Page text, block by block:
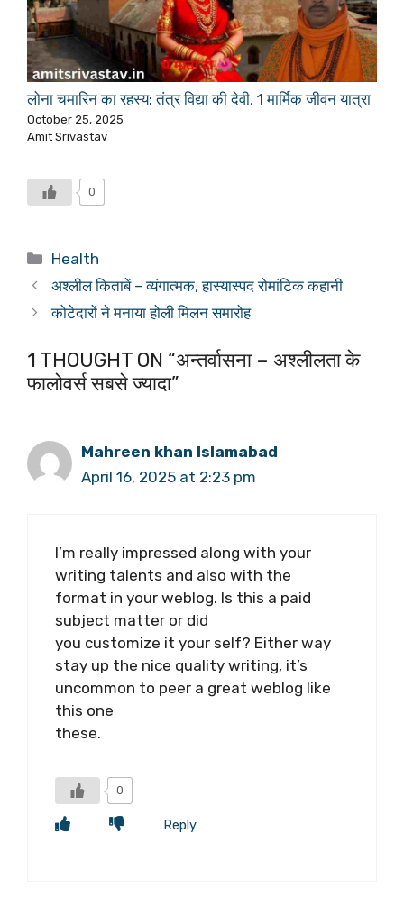
लोना चमारिन का रहस्य: तंत्र विद्या की देवी, 1 मार्मिक जीवन यात्रा
October 25, 2025
Amit Srivastav
0
Categories
Health
अश्लील किताबें – व्यंगात्मक, हास्यास्पद रोमांटिक कहानी
कोटेदारों ने मनाया होली मिलन समारोह
1 THOUGHT ON “अन्तर्वासना – अश्लीलता के
फालोवर्स सबसे ज्यादा”
Mahreen khan Islamabad
April 16, 2025 at 2:23 pm
I’m really impressed along with your
writing talents and also with the
format in your weblog. Is this a paid
subject matter or did
you customize it your self? Either way
stay up the nice quality writing, it’s
uncommon to peer a great weblog like
this one
these.
0
Reply